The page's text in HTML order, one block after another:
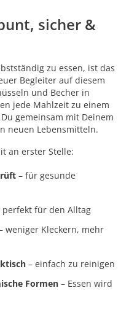
sicher &
zu essen, ist das
Begleiter auf diesem
und Becher in
jede Mahlzeit zu einem
gemeinsam mit Deinem
neuen Lebensmitteln.
an erster Stelle:
– für gesunde
perfekt für den Alltag
weniger Kleckern, mehr
– einfach zu reinigen
Formen – Essen wird